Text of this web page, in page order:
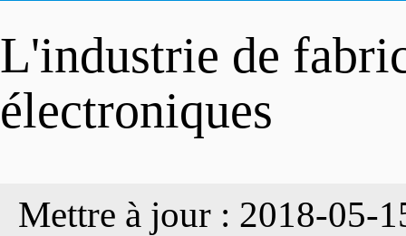
À PROPOS
Notre identité
Organisation
CENTRE MÉDIAS
Actualités
INDUSTRIES
L'industrie de
électroniques
Mettre à jour : 2018-05-